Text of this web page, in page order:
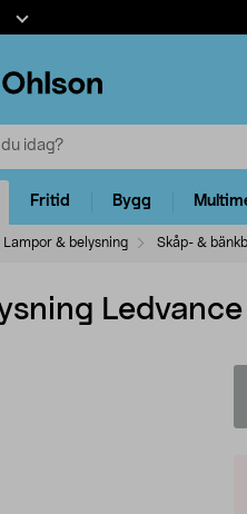
Fritid Bygg
Lampor & belysning Skåp- &